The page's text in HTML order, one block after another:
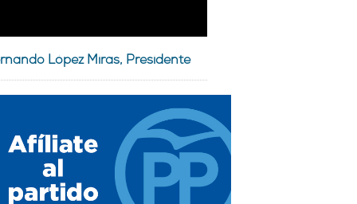
López Miras, Presidente